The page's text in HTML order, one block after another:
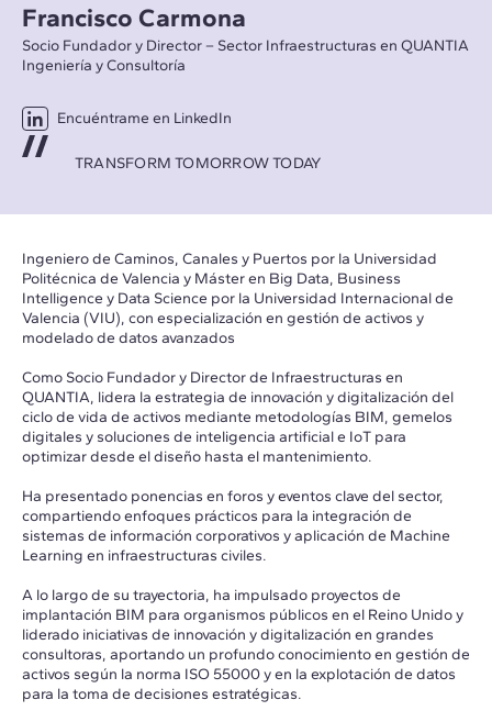
Francisco Carmona
Socio Fundador y Director – Sector Infraestructuras en QUANTIA
Ingeniería y Consultoría
Encuéntrame en LinkedIn
TRANSFORM TOMORROW TODAY
Ingeniero de Caminos, Canales y Puertos por la Universidad
Politécnica de Valencia y Máster en Big Data, Business
Intelligence y Data Science por la Universidad Internacional de
Valencia (VIU), con especialización en gestión de activos y
modelado de datos avanzados
Como Socio Fundador y Director de Infraestructuras en
QUANTIA, lidera la estrategia de innovación y digitalización del
ciclo de vida de activos mediante metodologías BIM, gemelos
digitales y soluciones de inteligencia artificial e IoT para
optimizar desde el diseño hasta el mantenimiento.
Ha presentado ponencias en foros y eventos clave del sector,
compartiendo enfoques prácticos para la integración de
sistemas de información corporativos y aplicación de Machine
Learning en infraestructuras civiles.
A lo largo de su trayectoria, ha impulsado proyectos de
implantación BIM para organismos públicos en el Reino Unido y
liderado iniciativas de innovación y digitalización en grandes
consultoras, aportando un profundo conocimiento en gestión de
activos según la norma ISO 55000 y en la explotación de datos
para la toma de decisiones estratégicas.